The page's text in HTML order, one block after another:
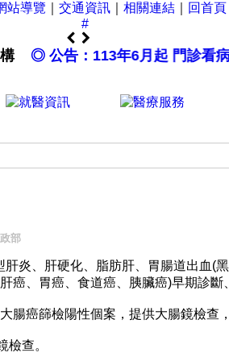
站導覽 交通資訊 相關連結 回首頁
◎ 公告：113年6月起 門診看
部
肝炎、肝硬化、脂肪肝、胃腸道出血(
癌、胃癌、食道癌、胰臟癌)早期診
腸癌篩檢陽性個案，提供大腸鏡檢查
檢查。